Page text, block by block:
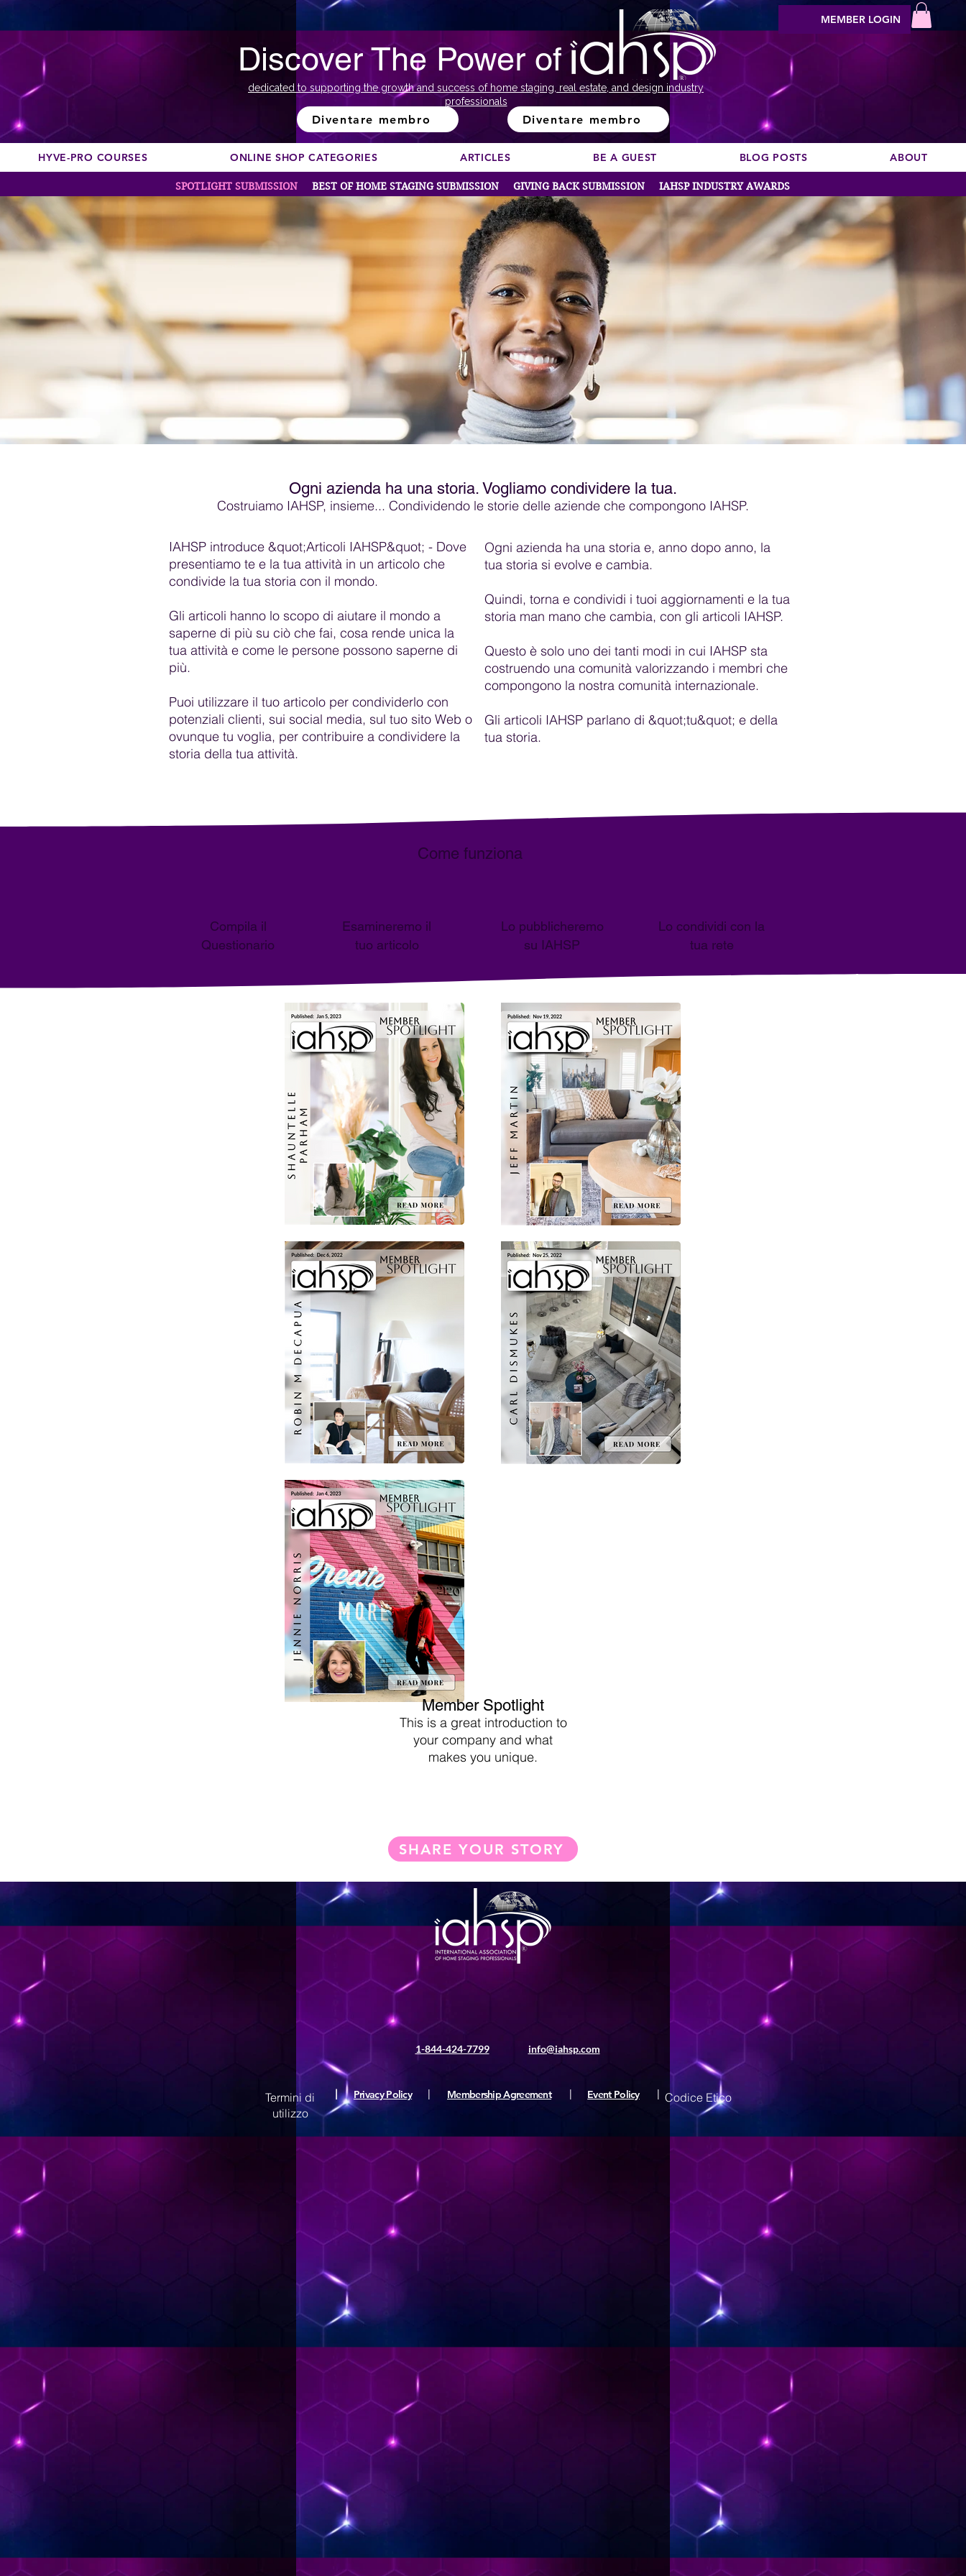
Discover The Power of
dedicated to supporting the growth and success of home staging, real estate, and design industry
professionals
Diventare membro Diventare membro
MEMBER LOGIN
HYVE-PRO COURSES ONLINE SHOP CATEGORIES ARTICLES BE A GUEST BLOG POSTS ABOUT
SPOTLIGHT SUBMISSION BEST OF HOME STAGING SUBMISSION GIVING BACK SUBMISSION IAHSP INDUSTRY AWARDS
Ogni azienda ha una storia. Vogliamo condividere la tua.
Costruiamo IAHSP, insieme... Condividendo le storie delle aziende che compongono IAHSP.
IAHSP introduce &quot;Articoli IAHSP&quot; - Dove
presentiamo te e la tua attività in un articolo che
condivide la tua storia con il mondo.
Gli articoli hanno lo scopo di aiutare il mondo a
saperne di più su ciò che fai, cosa rende unica la
tua attività e come le persone possono saperne di
più.
Puoi utilizzare il tuo articolo per condividerlo con
potenziali clienti, sui social media, sul tuo sito Web o
ovunque tu voglia, per contribuire a condividere la
storia della tua attività.
Ogni azienda ha una storia e, anno dopo anno, la
tua storia si evolve e cambia.
Quindi, torna e condividi i tuoi aggiornamenti e la tua
storia man mano che cambia, con gli articoli IAHSP.
Questo è solo uno dei tanti modi in cui IAHSP sta
costruendo una comunità valorizzando i membri che
compongono la nostra comunità internazionale.
Gli articoli IAHSP parlano di &quot;tu&quot; e della
tua storia.
Come funziona
Compila il
Questionario
Esamineremo il
tuo articolo
Lo pubblicheremo
su IAHSP
Lo condividi con la
tua rete
Member Spotlight
This is a great introduction to
your company and what
makes you unique.
SHARE YOUR STORY
1-844-424-7799 info@iahsp.com
Termini di
utilizzo
| Privacy Policy Membership Agreement Event Policy Codice Etico